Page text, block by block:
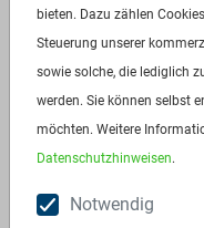
bieten. Dazu zählen
Steuerung unserer
sowie solche, die lediglich
werden. Sie können selbst
möchten. Weitere
Datenschutzhinweisen.
Notwendig